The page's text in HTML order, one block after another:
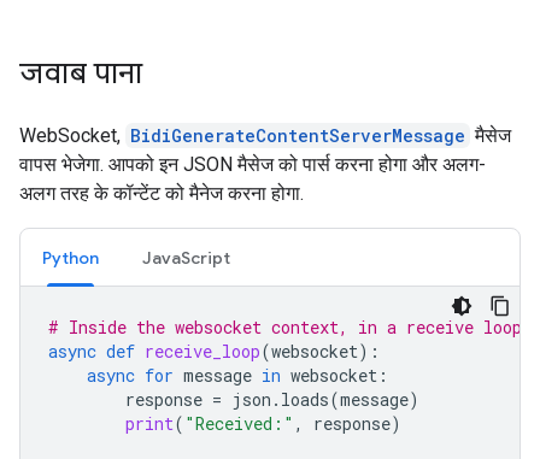
जवाब पाना
WebSocket, BidiGenerateContentServerMessage मैसेज
वापस भेजेगा. आपको इन JSON मैसेज को पार्स करना होगा और अलग-
अलग तरह के कॉन्टेंट को मैनेज करना होगा.
Python JavaScript
# Inside the websocket context, in a receive loop
async def receive_loop(websocket):
async for message in websocket :
response = json . loads(message)
print( "Received:" , response)